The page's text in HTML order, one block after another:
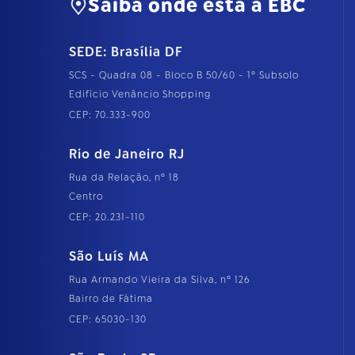
Saiba onde está a EBC
SEDE: Brasília DF
SCS - Quadra 08 - Bloco B 50/60 - 1º Subsolo
Edifício Venâncio Shopping
CEP: 70.333-900
Rio de Janeiro RJ
Rua da Relação, nº 18
Centro
CEP: 20.231-110
São Luís MA
Rua Armando Vieira da Silva, nº 126
Bairro de Fátima
CEP: 65030-130